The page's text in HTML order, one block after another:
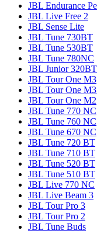
JBL Endurance
JBL Live Free 2
JBL Sense Lite
JBL Tune 730BT
JBL Tune 530BT
JBL Tune 780NC
JBL Junior 320BT
JBL Tour One M3
JBL Tour One
JBL Tour One M2
JBL Tune 770 NC
JBL Tune 760 NC
JBL Tune 670 NC
JBL Tune 720 BT
JBL Tune 710 BT
JBL Tune 520 BT
JBL Tune 510 BT
JBL Live 770 NC
JBL Live Beam 3
JBL Tour Pro 3
JBL Tour Pro 2
JBL Tune Buds